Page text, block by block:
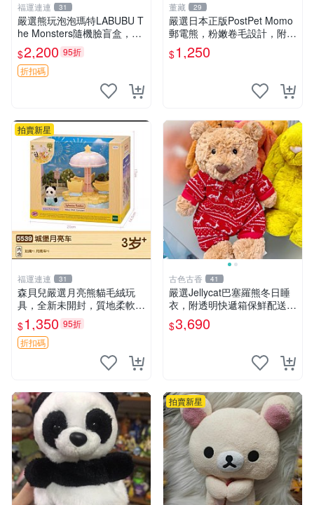
福運連連 31
嚴選熊玩泡泡瑪特LABUBU T
he Monsters隨機臉盲盒，萌
趣馬卡龍設計 芝麻豆豆 LAB
UBU LABUBU THE MONST
ERS 橙色豆
$2,200 95折
折扣碼
董藏 29
嚴選日本正版PostPet Momo
郵電熊，粉嫩卷毛設計，附原
裝包裝與吊牌，超Recomme
nded收藏品 1095 玩偶 包裝
$1,250
拍賣新星
福運連連 31
森貝兒嚴選月亮熊貓毛絨玩
具，全新未開封，質地柔軟適
合收藏 月亮熊貓 毛絨玩具 新
款 儲倉直銷
$1,350 95折
折扣碼
古色古香 41
嚴選Jellycat巴塞羅熊冬日睡
衣，附透明快遞箱保鮮配送，
童趣可愛可收藏 巴塞羅熊 睡
衣 透明袋
$3,690
拍賣新星